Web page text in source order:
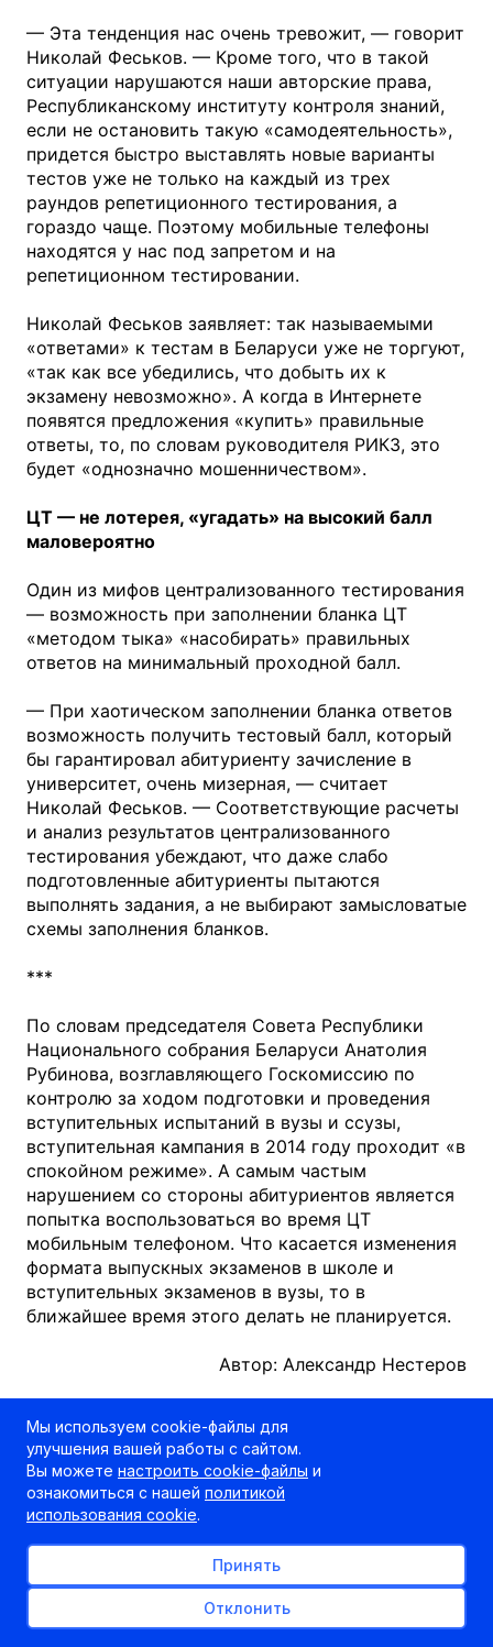
— Эта тенденция нас очень тревожит, — говорит
Николай Феськов. — Кроме того, что в такой
ситуации нарушаются наши авторские права,
Республиканскому институту контроля знаний,
если не остановить такую «самодеятельность»,
придется быстро выставлять новые варианты
тестов уже не только на каждый из трех
раундов репетиционного тестирования, а
гораздо чаще. Поэтому мобильные телефоны
находятся у нас под запретом и на
репетиционном тестировании.
Николай Феськов заявляет: так называемыми
«ответами» к тестам в Беларуси уже не торгуют,
«так как все убедились, что добыть их к
экзамену невозможно». А когда в Интернете
появятся предложения «купить» правильные
ответы, то, по словам руководителя РИКЗ, это
будет «однозначно мошенничеством».
ЦТ — не лотерея, «угадать» на высокий балл
маловероятно
Один из мифов централизованного тестирования
— возможность при заполнении бланка ЦТ
«методом тыка» «насобирать» правильных
ответов на минимальный проходной балл.
— При хаотическом заполнении бланка ответов
возможность получить тестовый балл, который
бы гарантировал абитуриенту зачисление в
университет, очень мизерная, — считает
Николай Феськов. — Соответствующие расчеты
и анализ результатов централизованного
тестирования убеждают, что даже слабо
подготовленные абитуриенты пытаются
выполнять задания, а не выбирают замысловатые
схемы заполнения бланков.
***
По словам председателя Совета Республики
Национального собрания Беларуси Анатолия
Рубинова, возглавляющего Госкомиссию по
контролю за ходом подготовки и проведения
вступительных испытаний в вузы и ссузы,
вступительная кампания в 2014 году проходит «в
спокойном режиме». А самым частым
нарушением со стороны абитуриентов является
попытка воспользоваться во время ЦТ
мобильным телефоном. Что касается изменения
формата выпускных экзаменов в школе и
вступительных экзаменов в вузы, то в
ближайшее время этого делать не планируется.
Автор: Александр Нестеров
Мы используем cookie-файлы для
улучшения вашей работы с сайтом.
Вы можете настроить cookie-файлы и
ознакомиться с нашей политикой
использования cookie.
Принять
Отклонить